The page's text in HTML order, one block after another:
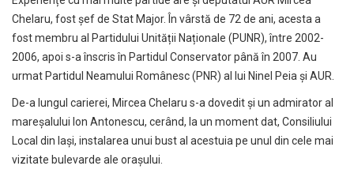
Chelaru, fost șef de Stat Major. În vârstă de 72 de ani, acesta a
fost membru al Partidului Unității Naționale (PUNR), între 2002-
2006, apoi s-a înscris în Partidul Conservator până în 2007. Au
urmat Partidul Neamului Românesc (PNR) al lui Ninel Peia și AUR.
De-a lungul carierei, Mircea Chelaru s-a dovedit și un admirator al
mareșalului Ion Antonescu, cerând, la un moment dat, Consiliului
Local din Iași, instalarea unui bust al acestuia pe unul din cele mai
vizitate bulevarde ale orașului.